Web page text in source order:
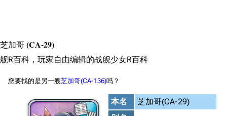
芝加哥(CA-29)
舰R百科，玩家自由编辑的战舰少女R百科
您要找的是另一艘芝加哥(CA-136)吗？
本名
芝加哥(CA-29)